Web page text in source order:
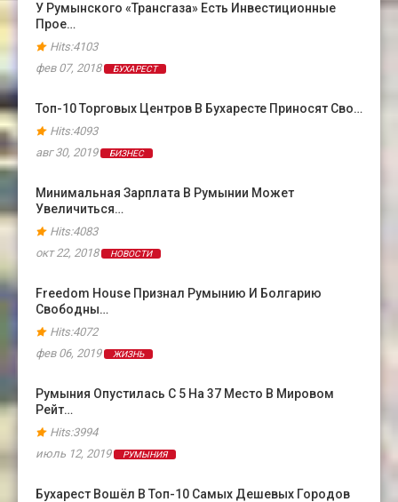
У Румынского «Трансгаза» Есть Инвестиционные
Прое…
Hits:4103
фев 07, 2018
БУХАРЕСТ
Топ-10 Торговых Центров В Бухаресте Приносят Сво…
Hits:4093
авг 30, 2019
БИЗНЕС
Минимальная Зарплата В Румынии Может
Увеличиться…
Hits:4083
окт 22, 2018
НОВОСТИ
Freedom House Признал Румынию И Болгарию
Свободны…
Hits:4072
фев 06, 2019
ЖИЗНЬ
Румыния Опустилась С 5 На 37 Место В Мировом
Рейт…
Hits:3994
июль 12, 2019
РУМЫНИЯ
Бухарест Вошёл В Топ-10 Самых Дешевых Городов